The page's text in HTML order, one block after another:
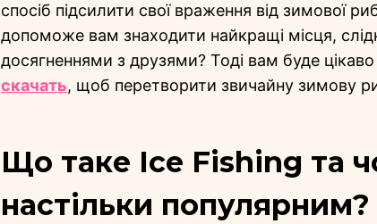
спосіб підсилити свої враження від зимової
допоможе вам знаходити найкращі місця,
досягненнями з друзями? Тоді вам буде
скачать, щоб перетворити звичайну зимову
Що таке Ice Fishing та
настільки популярним?